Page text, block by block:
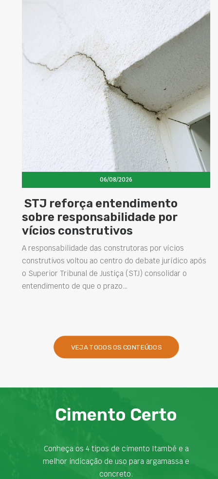
06/08/2026
Concretos aditivados e especiais
elevam desempenho das
estruturas e impulsionam novas
soluções na construção civil
Projetar estruturas mais duráveis, reduzir
intervenções de manutenção e melhorar o
desempenho das obras são desafios cada vez mais
VEJA TODOS OS CONTEÚDOS
Cimento Certo
Conheça os 4 tipos de cimento Itambé e a
melhor indicação de uso para argamassa e
concreto.